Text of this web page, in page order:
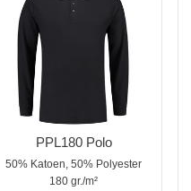
PPL180 Polo
50% Katoen, 50% Polyester
180 gr./m²